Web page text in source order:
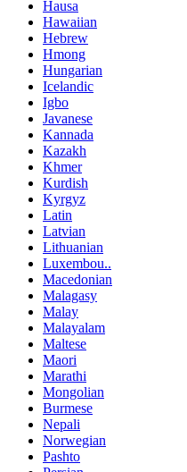
Hausa
Hawaiian
Hebrew
Hmong
Hungarian
Icelandic
Igbo
Javanese
Kannada
Kazakh
Khmer
Kurdish
Kyrgyz
Latin
Latvian
Lithuanian
Luxembou..
Macedonian
Malagasy
Malay
Malayalam
Maltese
Maori
Marathi
Mongolian
Burmese
Nepali
Norwegian
Pashto